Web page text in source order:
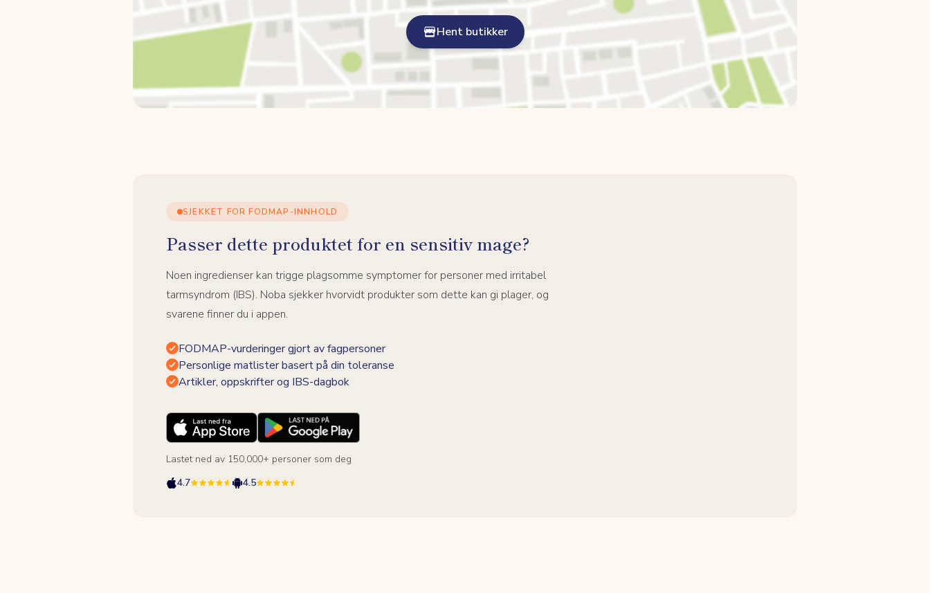
Hent butikker
SJEKKET FOR FODMAP-INNHOLD
Passer dette produktet for en sensitiv mage?
Noen ingredienser kan trigge plagsomme symptomer for personer med irritabel
tarmsyndrom (IBS). Noba sjekker hvorvidt produkter som dette kan gi plager, og
svarene finner du i appen.
FODMAP-vurderinger gjort av fagpersoner
Personlige matlister basert på din toleranse
Artikler, oppskrifter og IBS-dagbok
Lastet ned av 150,000+ personer som deg
4.7
4.5